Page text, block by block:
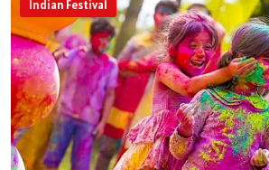
Indian Festival